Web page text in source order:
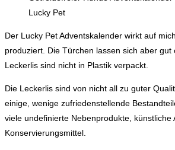
Lucky Pet
Der Lucky Pet Adventskalender wirkt auf
produziert. Die Türchen lassen sich aber gut
Leckerlis sind nicht in Plastik verpackt.
Die Leckerlis sind von nicht all zu guter
einige, wenige zufriedenstellende
viele undefinierte Nebenprodukte, künstliche
Konservierungsmittel.